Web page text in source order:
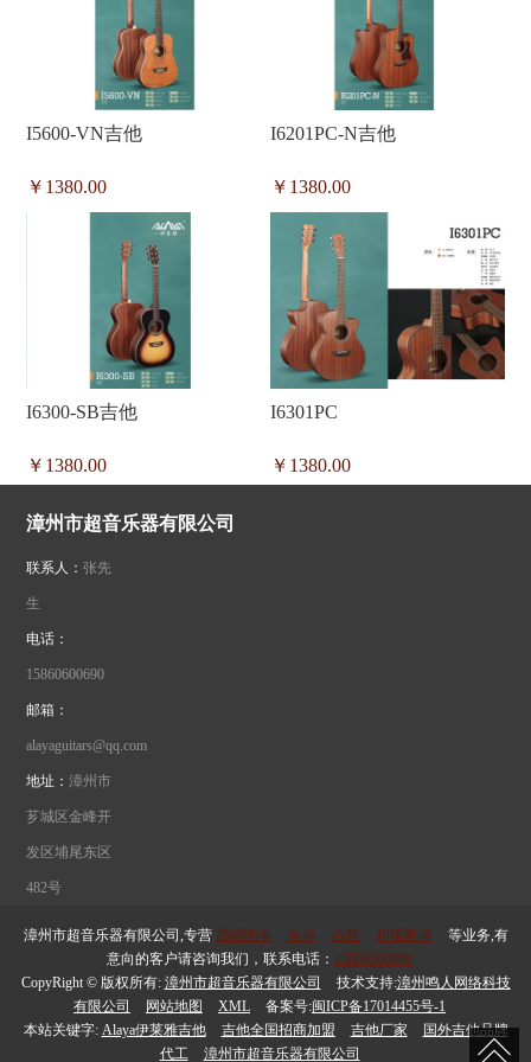
I5600-VN吉他
￥1380.00
I6201PC-N吉他
￥1380.00
I6300-SB吉他
￥1380.00
I6301PC
￥1380.00
漳州市超音乐器有限公司
联系人：张先
生
电话：
15860600690
邮箱：
alayaguitars@qq.com
地址：漳州市
芗城区金峰开
发区埔尾东区
482号
漳州市超音乐器有限公司,专营 高端面单 全单 合板 初级面单
等业务,有
意向的客户请咨询我们，联系电话： 15860600690
CopyRight © 版权所有: 漳州市超音乐器有限公司 技术支持:漳州鸣人网络科技
有限公司
网站地图 XML 备案号:闽ICP备17014455号-1
本站关键字: Alaya伊莱雅吉他 吉他全国招商加盟 吉他厂家
国外吉他品牌
代工
漳州市超音乐器有限公司